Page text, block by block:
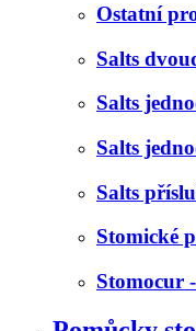
Ostatní
Salts
Salts
Salts
Salts
Stomické
Stomocur